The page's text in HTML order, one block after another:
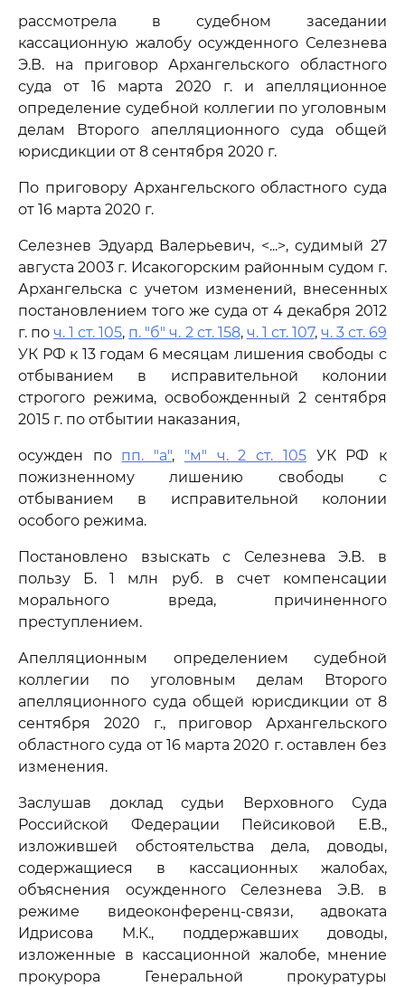
рассмотрела в судебном заседании
кассационную жалобу осужденного Селезнева
Э.В. на приговор Архангельского областного
суда от 16 марта 2020 г. и апелляционное
определение судебной коллегии по уголовным
делам Второго апелляционного суда общей
юрисдикции от 8 сентября 2020 г.
По приговору Архангельского областного суда
от 16 марта 2020 г.
Селезнев Эдуард Валерьевич, <...>, судимый 27
августа 2003 г. Исакогорским районным судом г.
Архангельска с учетом изменений, внесенных
постановлением того же суда от 4 декабря 2012
г. поч. 1 ст. 105, п. "б" ч. 2 ст. 158, ч. 1 ст. 107, ч. 3 ст. 69
УК РФ к 13 годам 6 месяцам лишения свободы с
отбыванием в исправительной колонии
строгого режима, освобожденный 2 сентября
2015 г. по отбытии наказания,
осужден по пп. "а", "м" ч. 2 ст. 105УК РФ к
пожизненному лишению свободы с
отбыванием в исправительной колонии
особого режима.
Постановлено взыскать с Селезнева Э.В. в
пользу Б. 1 млн руб. в счет компенсации
морального вреда, причиненного
преступлением.
Апелляционным определением судебной
коллегии по уголовным делам Второго
апелляционного суда общей юрисдикции от 8
сентября 2020 г., приговор Архангельского
областного суда от 16 марта 2020 г. оставлен без
изменения.
Заслушав доклад судьи Верховного Суда
Российской Федерации Пейсиковой Е.В.,
изложившей обстоятельства дела, доводы,
содержащиеся в кассационных жалобах,
объяснения осужденного Селезнева Э.В. в
режиме видеоконференц-связи, адвоката
Идрисова М.К., поддержавших доводы,
изложенные в кассационной жалобе, мнение
прокурора Генеральной прокуратуры